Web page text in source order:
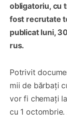
obligatoriu, cu
fost recrutate
publicat luni,
rus.
Potrivit
mii de bărbați
vor fi chemați
cu 1